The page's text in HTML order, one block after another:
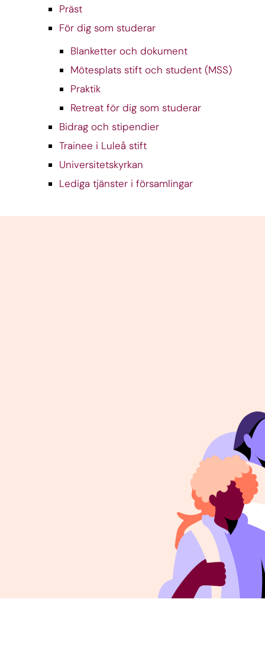
Präst
För dig som studerar
Blanketter och dokument
Mötesplats stift och student (MSS)
Praktik
Retreat för dig som studerar
Bidrag och stipendier
Trainee i Luleå stift
Universitetskyrkan
Lediga tjänster i församlingar